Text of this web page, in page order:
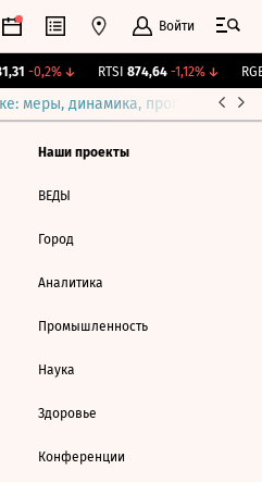
Войти
-0,2%↓ RTSI 874,64 -1,12%↓
меры, динамика, прогнозы
Наши проекты
ВЕДЫ
Город
Аналитика
Промышленность
Наука
Здоровье
Конференции